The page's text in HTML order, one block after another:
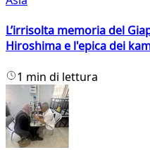
L’irrisolta memoria del
Hiroshima e l'epica dei
1 min di lettura